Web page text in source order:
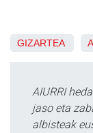
GIZARTEA
AIURRI
jaso eta
albisteak